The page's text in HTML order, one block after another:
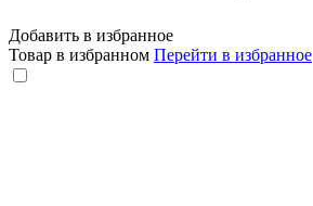
Добавить в избранное
Товар в избранном Перейти в избранное